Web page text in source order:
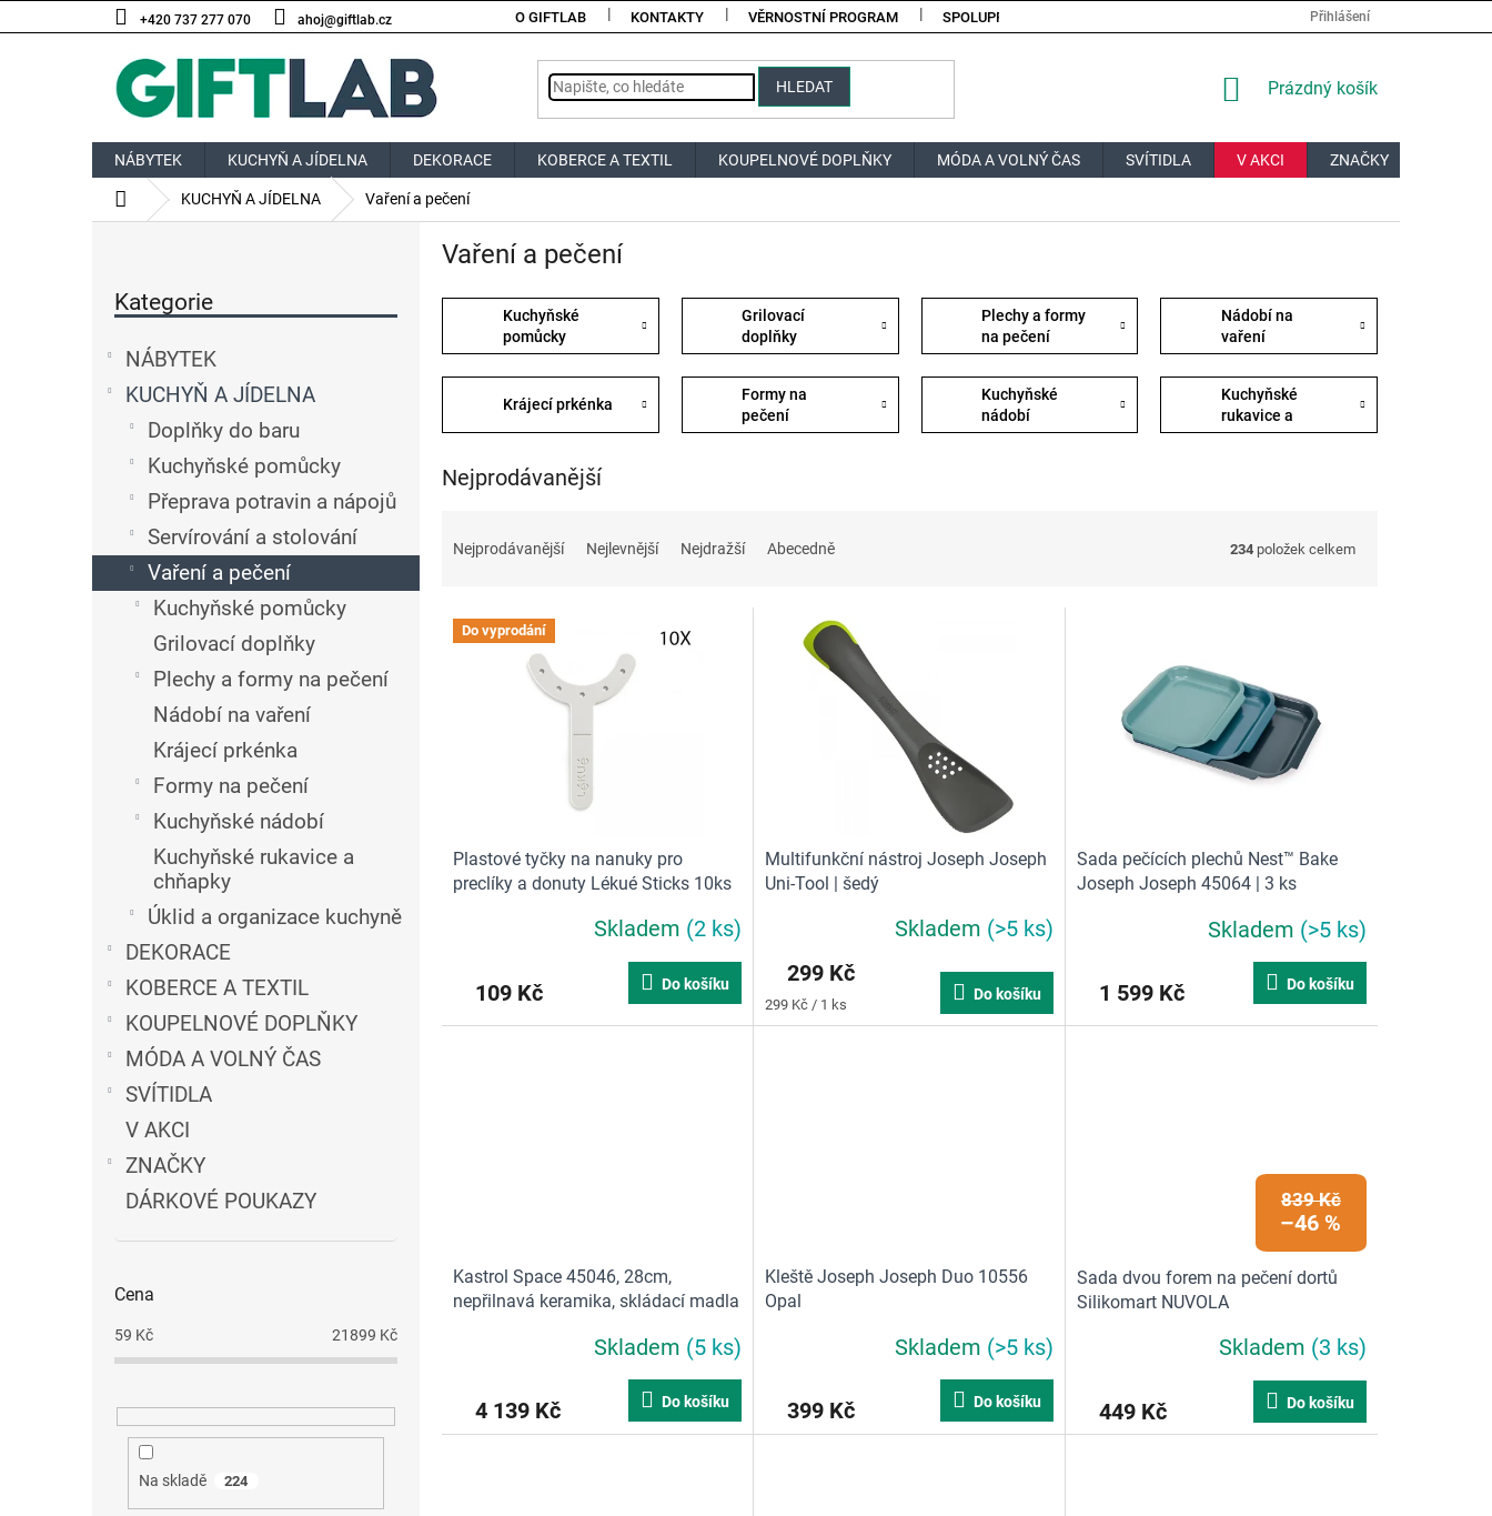
na
+420 737 277 070 ahoj@giftlab.cz O GIFTLAB KONTAKTY VĚRNOSTNÍ PROGRAM SPOLUPRÁCE JAK NAKUPOVAT?Přihlášení
HLEDAT
NÁKUPNÍ
Prázdný košík
NÁBYTEK KUCHYŇ A JÍDELNA DEKORACE KOBERCE A TEXTIL KOUPELNOVÉ DOPLŇKY MÓDA A VOLNÝ ČAS SVÍTIDLA V AKCI ZNAČKY
Domů KUCHYŇ A JÍDELNA Vaření a pečení
l
kategorie
Kategorie
NÁBYTEK
KUCHYŇ A JÍDELNA
Doplňky do baru
Kuchyňské pomůcky
Přeprava potravin a nápojů
Servírování a stolování
Vaření a pečení
Kuchyňské pomůcky
Grilovací doplňky
Plechy a formy na pečení
Nádobí na vaření
Krájecí prkénka
Formy na pečení
Kuchyňské nádobí
Kuchyňské rukavice a
chňapky
Úklid a organizace kuchyně
DEKORACE
KOBERCE A TEXTIL
KOUPELNOVÉ DOPLŇKY
MÓDA A VOLNÝ ČAS
SVÍTIDLA
V AKCI
ZNAČKY
DÁRKOVÉ POUKAZY
Cena
59 Kč 21899 Kč
Na skladě 224
Vaření a pečení
Kuchyňské
pomůcky
Grilovací
doplňky
Plechy a formy
na pečení
Nádobí na
vaření
Krájecí prkénka
Formy na
pečení
Kuchyňské
nádobí
Kuchyňské
rukavice a
chňapky
Nejprodávanější
Nejprodávanější Nejlevnější Nejdražší Abecedně 234 položek celkem
V Do vyprodání
Plastové tyčky na nanuky pro
preclíky a donuty Lékué Sticks 10ks
Skladem (2 ks)
109 Kč Do košíku
Multifunkční nástroj Joseph Joseph
Uni-Tool | šedý
produktu
5,0
Skladem (>5 ks)
299 Kč
Měrná
cena:
299 Kč / 1 ks
Do košíku
Sada pečících plechů Nest™ Bake
Joseph Joseph 45064 | 3 ks
Skladem (>5 ks)
1 599 Kč Do košíku
Kastrol Space 45046, 28cm,
nepřilnavá keramika, skládací madla
Skladem (5 ks)
4 139 Kč Do košíku
Kleště Joseph Joseph Duo 10556
Opal
Skladem (>5 ks)
399 Kč Do košíku
839 Kč
–46 %
Sada dvou forem na pečení dortů
Silikomart NUVOLA
Skladem (3 ks)
449 Kč Do košíku